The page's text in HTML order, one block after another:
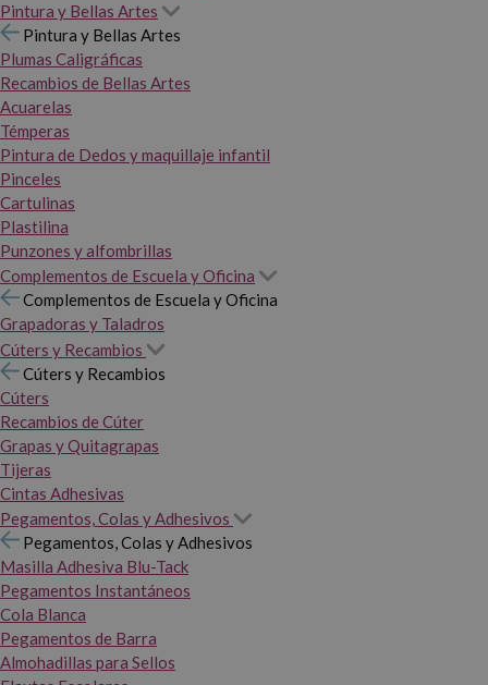
Pintura y Bellas Artes
Pintura y Bellas Artes
Plumas Caligráficas
Recambios de Bellas Artes
Acuarelas
Témperas
Pintura de Dedos y maquillaje infantil
Pinceles
Cartulinas
Plastilina
Punzones y alfombrillas
Complementos de Escuela y Oficina
Complementos de Escuela y Oficina
Grapadoras y Taladros
Cúters y Recambios
Cúters y Recambios
Cúters
Recambios de Cúter
Grapas y Quitagrapas
Tijeras
Cintas Adhesivas
Pegamentos, Colas y Adhesivos
Pegamentos, Colas y Adhesivos
Masilla Adhesiva Blu-Tack
Pegamentos Instantáneos
Cola Blanca
Pegamentos de Barra
Almohadillas para Sellos